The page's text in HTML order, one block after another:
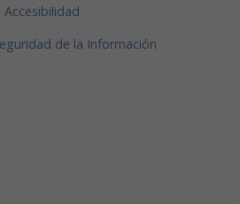
Accesibilidad
de la Información